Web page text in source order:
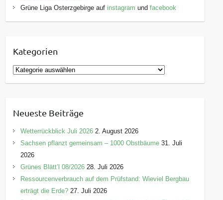
Grüne Liga Osterzgebirge auf instagram undfacebook
Kategorien
K
a
g
o
r
e
n
Neueste Beiträge
Wetterrückblick Juli 2026 2. August 2026
Sachsen pflanzt gemeinsam – 1000 Obstbäume 31. Juli
2026
Grünes Blätt’l 08/2026 28. Juli 2026
Ressourcenverbrauch auf dem Prüfstand: Wieviel Bergbau
erträgt die Erde? 27. Juli 2026